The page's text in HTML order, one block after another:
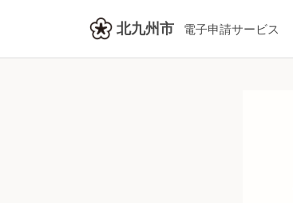
北九州市 電子申請サービス